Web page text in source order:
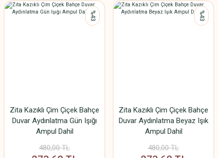
%43
Zita Kazıklı Çim Çiçek Bahçe
Duvar Aydınlatma Gün Işığı
Ampul Dahil
480,00 TL
%43
Zita Kazıklı Çim Çiçek Bahçe
Duvar Aydınlatma Beyaz Işık
Ampul Dahil
480,00 TL